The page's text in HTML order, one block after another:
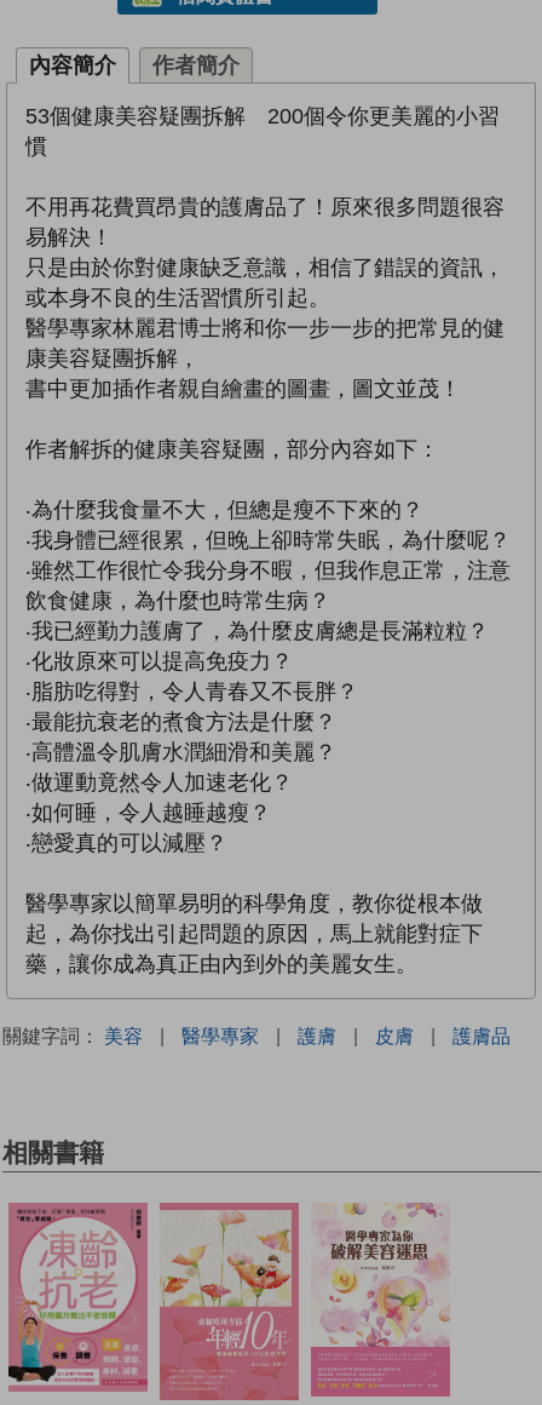
內容簡介 作者簡介
53個健康美容疑團拆解 200個令你更美麗的小習
慣
不用再花費買昂貴的護膚品了！原來很多問題很容
易解決！
只是由於你對健康缺乏意識，相信了錯誤的資訊，
或本身不良的生活習慣所引起。
醫學專家林麗君博士將和你一步一步的把常見的健
康美容疑團拆解，
書中更加插作者親自繪畫的圖畫，圖文並茂！
作者解拆的健康美容疑團，部分內容如下：
‧為什麼我食量不大，但總是瘦不下來的？
‧我身體已經很累，但晚上卻時常失眠，為什麼呢？
‧雖然工作很忙令我分身不暇，但我作息正常，注意
飲食健康，為什麼也時常生病？
‧我已經勤力護膚了，為什麼皮膚總是長滿粒粒？
‧化妝原來可以提高免疫力？
‧脂肪吃得對，令人青春又不長胖？
‧最能抗衰老的煮食方法是什麼？
‧高體溫令肌膚水潤細滑和美麗？
‧做運動竟然令人加速老化？
‧如何睡，令人越睡越瘦？
‧戀愛真的可以減壓？
醫學專家以簡單易明的科學角度，教你從根本做
起，為你找出引起問題的原因，馬上就能對症下
藥，讓你成為真正由內到外的美麗女生。
關鍵字詞： 美容 | 醫學專家 | 護膚 | 皮膚 | 護膚品
相關書籍